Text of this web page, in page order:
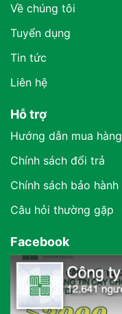
Về chúng tôi
Tuyển dụng
Tin tức
Liên hệ
Hỗ trợ
Hướng dẫn mua hàng
Chính sách đổi trả
Chính sách bảo hành
Câu hỏi thường gặp
Facebook